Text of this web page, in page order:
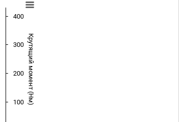
Крутящий момент (Нм)
100
200
300
400